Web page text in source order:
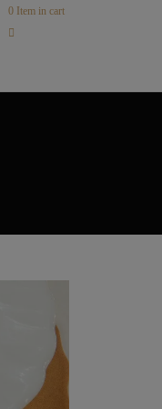
0Item in cart